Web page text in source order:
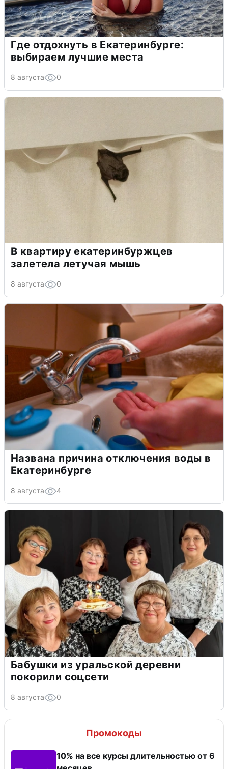
Где отдохнуть в Екатеринбурге:
выбираем лучшие места
8 августа 0
В квартиру екатеринбуржцев
залетела летучая мышь
8 августа 0
Названа причина отключения воды в
Екатеринбурге
8 августа 4
Бабушки из уральской деревни
покорили соцсети
8 августа 0
Промокоды
10% на все курсы длительностью от 6